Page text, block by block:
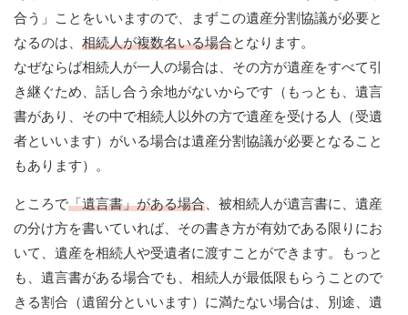
合う」ことをいいますので、まずこの遺産分割協議が必要と
なるのは、 相続人が複数名いる場合となります。
なぜならば相続人が一人の場合は、その方が遺産をすべて引
き継ぐため、話し合う余地がないからです（もっとも、遺言
書があり、その中で相続人以外の方で遺産を受ける人（受遺
者といいます）がいる場合は遺産分割協議が必要となること
もあります）。
ところで「遺言書」がある場合 、被相続人が遺言書に、遺産
の分け方を書いていれば、その書き方が有効である限りにお
いて、遺産を相続人や受遺者に渡すことができます。もっと
も、遺言書がある場合でも、相続人が最低限もらうことので
きる割合（遺留分といいます）に満たない場合は、別途、遺